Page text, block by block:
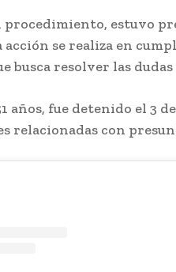
estuvo
acción se realiza en
busca resolver las
años, fue detenido el 3
relacionadas con